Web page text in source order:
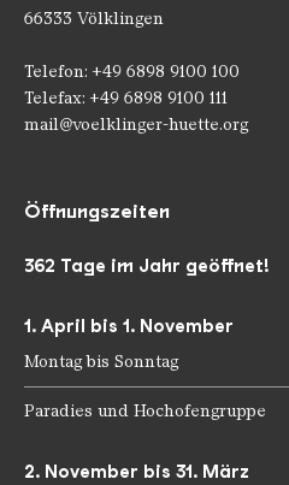
66333 Völklingen
Telefon: +49 6898 9100 100
Telefax: +49 6898 9100 111
mail@voelklinger-huette.org
Öffnungszeiten
362 Tage im Jahr geöffnet!
1. April bis 1. November
Montag bis Sonntag
Paradies und Hochofengruppe
2. November bis 31. März